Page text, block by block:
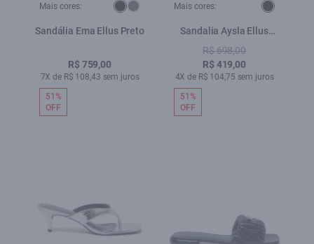
Mais cores:
Sandália Ema Ellus Preto
R$ 759,00
7X de R$ 108,43 sem juros
Mais cores:
Sandalia Aysla Ellus
Preto
R$ 698,00
R$ 419,00
4X de R$ 104,75 sem juros
51%
OFF
51%
OFF